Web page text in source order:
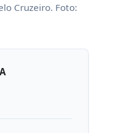
Cruzeiro. Foto: